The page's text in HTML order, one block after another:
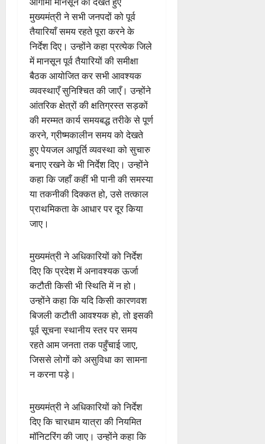
मुख्यमंत्री ने सभी जनपदों को पूर्व
तैयारियाँ समय रहते पूरा करने के
निर्देश दिए। उन्होंने कहा प्रत्येक जिले
में मानसून पूर्व तैयारियों की समीक्षा
बैठक आयोजित कर सभी आवश्यक
व्यवस्थाएँ सुनिश्चित की जाएँ। उन्होंने
आंतरिक क्षेत्रों की क्षतिग्रस्त सड़कों
की मरम्मत कार्य समयबद्ध तरीके से पूर्ण
करने, ग्रीष्मकालीन समय को देखते
हुए पेयजल आपूर्ति व्यवस्था को सुचारु
बनाए रखने के भी निर्देश दिए। उन्होंने
कहा कि जहाँ कहीं भी पानी की समस्या
या तकनीकी दिक्कत हो, उसे तत्काल
प्राथमिकता के आधार पर दूर किया
जाए।
मुख्यमंत्री ने अधिकारियों को निर्देश
दिए कि प्रदेश में अनावश्यक ऊर्जा
कटौती किसी भी स्थिति में न हो।
उन्होंने कहा कि यदि किसी कारणवश
बिजली कटौती आवश्यक हो, तो इसकी
पूर्व सूचना स्थानीय स्तर पर समय
रहते आम जनता तक पहुँचाई जाए,
जिससे लोगों को असुविधा का सामना
न करना पड़े।
मुख्यमंत्री ने अधिकारियों को निर्देश
दिए कि चारधाम यात्रा की नियमित
मॉनिटरिंग की जाए। उन्होंने कहा कि